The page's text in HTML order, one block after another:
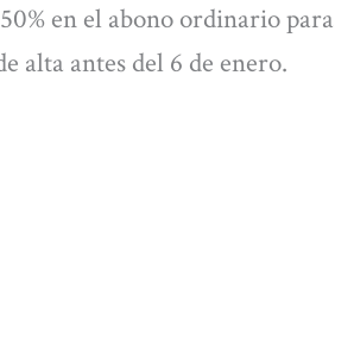
en el abono ordinario para
alta antes del 6 de enero.